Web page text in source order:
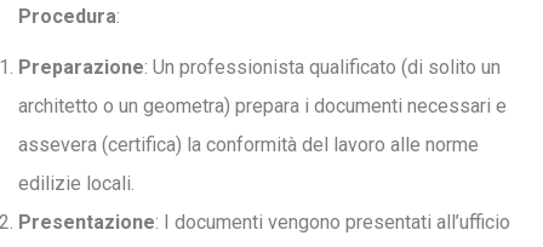
Procedura:
Preparazione: Un professionista qualificato (di solito un
architetto o un geometra) prepara i documenti necessari e
assevera (certifica) la conformità del lavoro alle norme
edilizie locali.
Presentazione: I documenti vengono presentati all’ufficio